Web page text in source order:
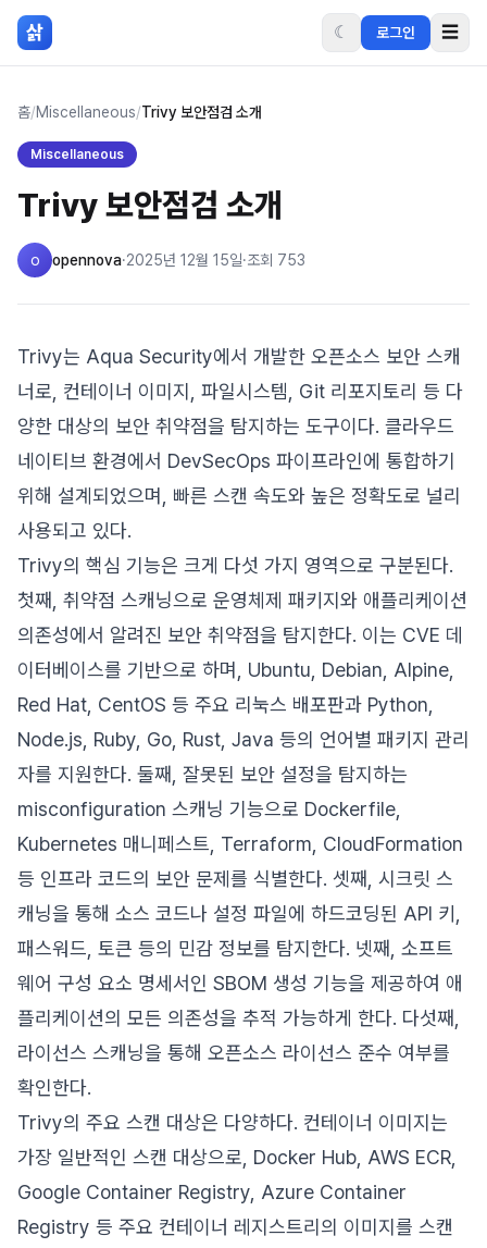
본문 바로가기
삵 ☾ 로그인 ☰
홈/Miscellaneous/Trivy 보안점검 소개
Miscellaneous
Trivy 보안점검 소개
o opennova·2025년 12월 15일·조회 753
Trivy는 Aqua Security에서 개발한 오픈소스 보안 스캐
너로, 컨테이너 이미지, 파일시스템, Git 리포지토리 등 다
양한 대상의 보안 취약점을 탐지하는 도구이다. 클라우드
네이티브 환경에서 DevSecOps 파이프라인에 통합하기
위해 설계되었으며, 빠른 스캔 속도와 높은 정확도로 널리
사용되고 있다.
Trivy의 핵심 기능은 크게 다섯 가지 영역으로 구분된다.
첫째, 취약점 스캐닝으로 운영체제 패키지와 애플리케이션
의존성에서 알려진 보안 취약점을 탐지한다. 이는 CVE 데
이터베이스를 기반으로 하며, Ubuntu, Debian, Alpine,
Red Hat, CentOS 등 주요 리눅스 배포판과 Python,
Node.js, Ruby, Go, Rust, Java 등의 언어별 패키지 관리
자를 지원한다. 둘째, 잘못된 보안 설정을 탐지하는
misconfiguration 스캐닝 기능으로 Dockerfile,
Kubernetes 매니페스트, Terraform, CloudFormation
등 인프라 코드의 보안 문제를 식별한다. 셋째, 시크릿 스
캐닝을 통해 소스 코드나 설정 파일에 하드코딩된 API 키,
패스워드, 토큰 등의 민감 정보를 탐지한다. 넷째, 소프트
웨어 구성 요소 명세서인 SBOM 생성 기능을 제공하여 애
플리케이션의 모든 의존성을 추적 가능하게 한다. 다섯째,
라이선스 스캐닝을 통해 오픈소스 라이선스 준수 여부를
확인한다.
Trivy의 주요 스캔 대상은 다양하다. 컨테이너 이미지는
가장 일반적인 스캔 대상으로, Docker Hub, AWS ECR,
Google Container Registry, Azure Container
Registry 등 주요 컨테이너 레지스트리의 이미지를 스캔